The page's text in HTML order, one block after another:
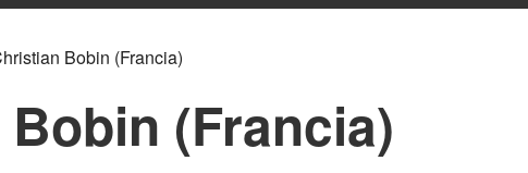
Bobin (Francia)
(Francia)